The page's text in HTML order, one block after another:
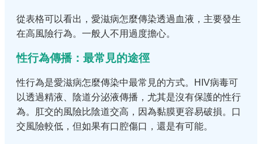
從表格可以看出，愛滋病怎麼傳染透過血液，主要發生
在高風險行為。一般人不用過度擔心。
性行為傳播：最常見的途徑
性行為是愛滋病怎麼傳染中最常見的方式。HIV病毒可
以透過精液、陰道分泌液傳播，尤其是沒有保護的性行
為。肛交的風險比陰道交高，因為黏膜更容易破損。口
交風險較低，但如果有口腔傷口，還是有可能。